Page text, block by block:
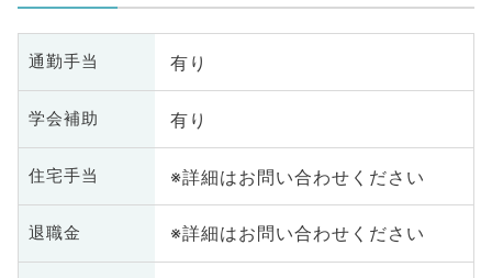
通勤手当 有り
学会補助 有り
住宅手当 ※詳細はお問い合わせください
退職金 ※詳細はお問い合わせください